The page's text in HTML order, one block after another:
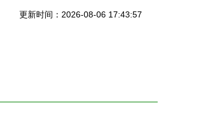
更新时间：2026-08-06 17:43:57